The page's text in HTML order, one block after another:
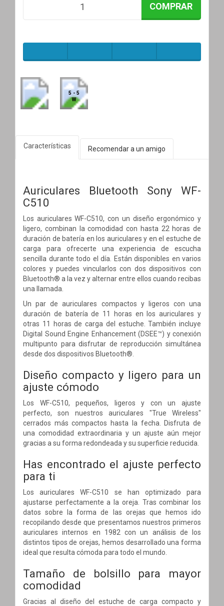
COMPRAR
5 - 5
W
Características Recomendar a un amigo
Auriculares Bluetooth Sony WF-
C510
Los auriculares WF-C510, con un diseño ergonómico y
ligero, combinan la comodidad con hasta 22 horas de
duración de batería en los auriculares y en el estuche de
carga para ofrecerte una experiencia de escucha
sencilla durante todo el día. Están disponibles en varios
colores y puedes vincularlos con dos dispositivos con
Bluetooth® a la vez y alternar entre ellos cuando recibas
una llamada.
Un par de auriculares compactos y ligeros con una
duración de batería de 11 horas en los auriculares y
otras 11 horas de carga del estuche. También incluye
Digital Sound Engine Enhancement (DSEE™) y conexión
multipunto para disfrutar de reproducción simultánea
desde dos dispositivos Bluetooth®.
Diseño compacto y ligero para un
ajuste cómodo
Los WF-C510, pequeños, ligeros y con un ajuste
perfecto, son nuestros auriculares "True Wireless"
cerrados más compactos hasta la fecha. Disfruta de
una comodidad extraordinaria y un ajuste aún mejor
gracias a su forma redondeada y su superficie reducida.
Has encontrado el ajuste perfecto
para ti
Los auriculares WF-C510 se han optimizado para
ajustarse perfectamente a la oreja. Tras combinar los
datos sobre la forma de las orejas que hemos ido
recopilando desde que presentamos nuestros primeros
auriculares internos en 1982 con un análisis de los
distintos tipos de orejas, hemos desarrollado una forma
ideal que resulta cómoda para todo el mundo.
Tamaño de bolsillo para mayor
comodidad
Gracias al diseño del estuche de carga compacto y